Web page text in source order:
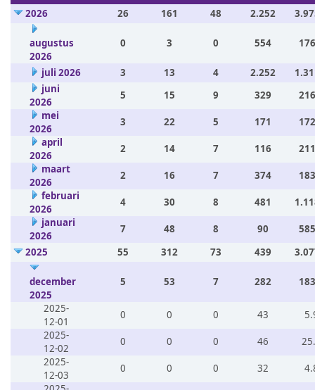
2026 26 161 48 2.252
augustus
2026
0 3 0 554
juli 2026 3 13 4 2.252
juni
2026
5 15 9 329
mei
2026
3 22 5 171
april
2026
2 14 7 116
maart
2026
2 16 7 374
februari
2026
4 30 8 481
januari
2026
7 48 8 90
2025
55 312 73 439
december
2025
5 53 7 282
2025-
12-01
0 0 0 43
2025-
12-02
0 0 0 46
2025-
12-03
0 0 0 32